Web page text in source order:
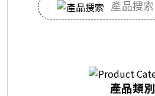
產品類別